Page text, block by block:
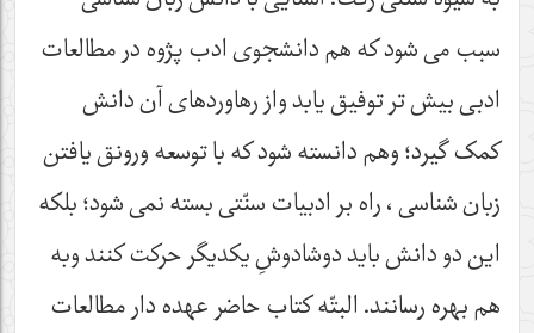
سبب می شود که هم دانشجوی ادب پژوه در مطالعات
ادبی بیش تر توفیق یابد واز رهاوردهای آن دانش
کمک گیرد؛ وهم دانسته شود که با توسعه ورونق یافتن
زبان شناسی ، راه بر ادبیات سنّتی بسته نمی شود؛ بلکه
این دو دانش باید دوشادوشِ یکدیگر حرکت کنند وبه
هم بهره رسانند. البتّه کتاب حاضر عهده دار مطالعات